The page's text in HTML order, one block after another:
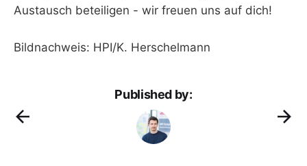
Austausch beteiligen - wir freuen uns auf dich!
Bildnachweis: HPI/K. Herschelmann
Published by: